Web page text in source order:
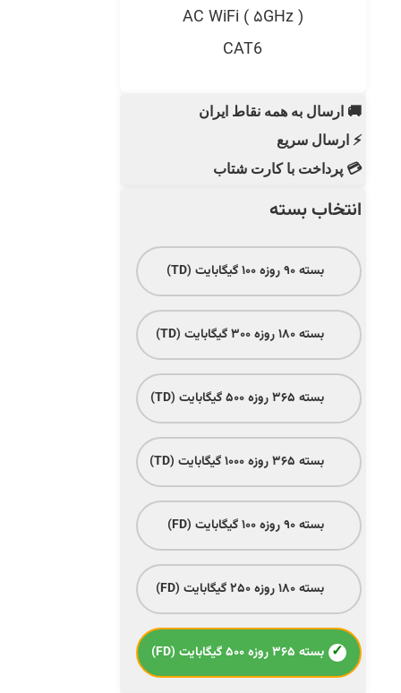
AC WiFi ( ۵GHz )
CAT6
🚚 ارسال به همه نقاط ایران
⚡ ارسال سریع
💳 پرداخت با کارت شتاب
انتخاب بسته
بسته ۹۰ روزه ۱۰۰ گیگابایت (TD)
بسته ۱۸۰ روزه ۳۰۰ گیگابایت (TD)
بسته ۳۶۵ روزه ۵۰۰ گیگابایت (TD)
بسته ۳۶۵ روزه ۱۰۰۰ گیگابایت (TD)
بسته ۹۰ روزه ۱۰۰ گیگابایت (FD)
بسته ۱۸۰ روزه ۲۵۰ گیگابایت (FD)
بسته ۳۶۵ روزه ۵۰۰ گیگابایت (FD)